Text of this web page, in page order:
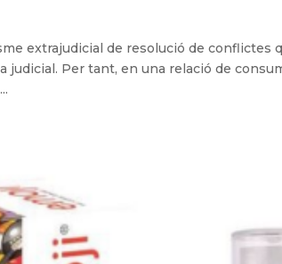
extrajudicial de resolució de conflictes
judicial. Per tant, en una relació de